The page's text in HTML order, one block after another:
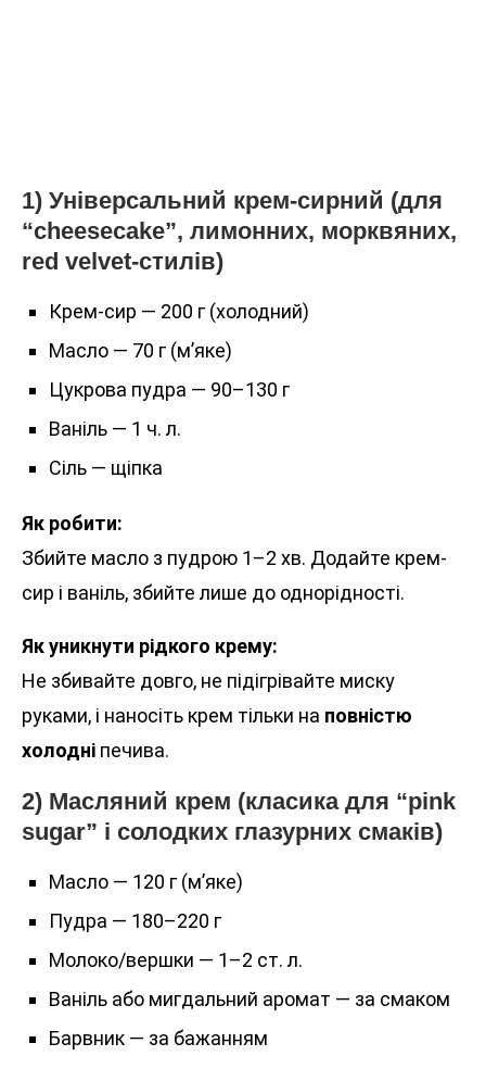
1) Універсальний крем-сирний (для
“cheesecake”, лимонних, морквяних,
red velvet-стилів)
Крем-сир — 200 г (холодний)
Масло — 70 г (м’яке)
Цукрова пудра — 90–130 г
Ваніль — 1 ч. л.
Сіль — щіпка
Як робити:
Збийте масло з пудрою 1–2 хв. Додайте крем-
сир і ваніль, збийте лише до однорідності.
Як уникнути рідкого крему:
Не збивайте довго, не підігрівайте миску
руками, і наносіть крем тільки на повністю
холодні печива.
2) Масляний крем (класика для “pink
sugar” і солодких глазурних смаків)
Масло — 120 г (м’яке)
Пудра — 180–220 г
Молоко/вершки — 1–2 ст. л.
Ваніль або мигдальний аромат — за смаком
Барвник — за бажанням